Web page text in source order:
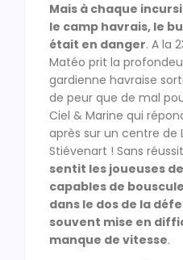
Mais à chaque
le camp havrais, le
était en danger. A la
Matéo prit la
gardienne havraise
de peur que de mal
Ciel & Marine qui
après sur un centre de
Stiévenart ! Sans
sentit les joueuses
capables de
dans le dos de la
souvent mise en
manque de vitesse.